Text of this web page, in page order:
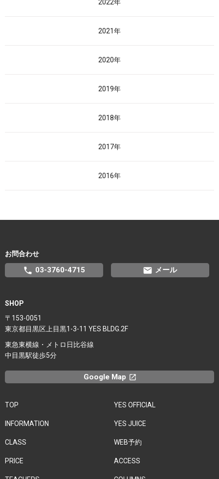
2022年
2021年
2020年
2019年
2018年
2017年
2016年
TOP
INFORMATION
CLASS
PRICE
YES OFFICIAL
YES JUICE
WEB予約
ACCESS
お問合わせ
phone 03-3760-4715 email メール
SHOP
〒153-0051
東京都目黒区上目黒1-3-11 YES BLDG.2F
東急東横線・メトロ日比谷線
中目黒駅徒歩5分
Google Map launchx